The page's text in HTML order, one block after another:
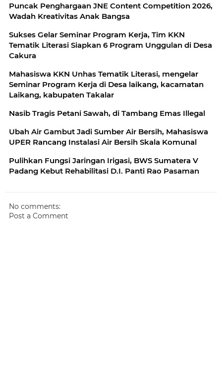
Puncak Penghargaan JNE Content Competition 2026,
Wadah Kreativitas Anak Bangsa
Sukses Gelar Seminar Program Kerja, Tim KKN
Tematik Literasi Siapkan 6 Program Unggulan di Desa
Cakura
Mahasiswa KKN Unhas Tematik Literasi, mengelar
Seminar Program Kerja di Desa laikang, kacamatan
Laikang, kabupaten Takalar
Nasib Tragis Petani Sawah, di Tambang Emas Illegal
Ubah Air Gambut Jadi Sumber Air Bersih, Mahasiswa
UPER Rancang Instalasi Air Bersih Skala Komunal
Pulihkan Fungsi Jaringan Irigasi, BWS Sumatera V
Padang Kebut Rehabilitasi D.I. Panti Rao Pasaman
No comments:
Post a Comment